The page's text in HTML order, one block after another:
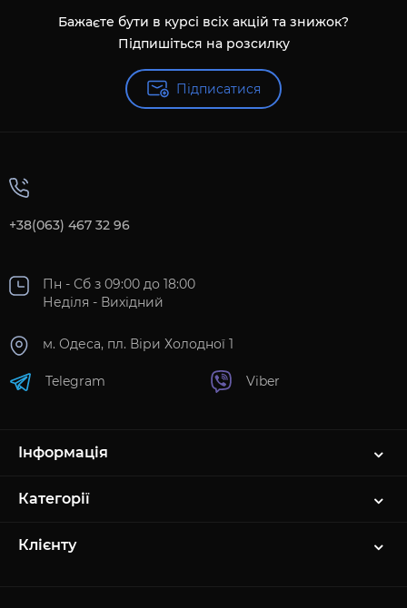
Бажаєте бути в курсі всіх акцій та знижок?
Підпишіться на розсилку
Підписатися
+38(063) 467 32 96
Пн - Сб з 09:00 до 18:00
Неділя - Вихідний
м. Одеса, пл. Віри Холодної 1
Telegram Viber
Інформація
Категорії
Клієнту